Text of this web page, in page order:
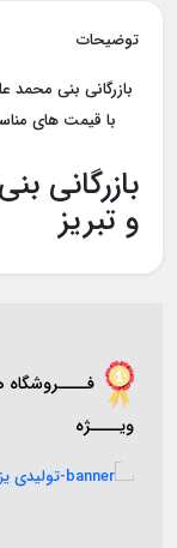
توضیحات
بازرگانی بنی
با قیمت های
بازرگانی
و تبریز
ویــــژه